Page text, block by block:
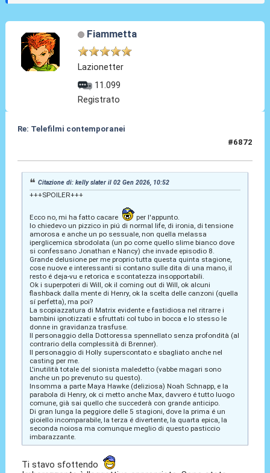
Fiammetta
Lazionetter
11.099
Registrato
Re: Telefilmi contemporanei
#6872
Citazione di: kelly slater il 02 Gen 2026, 10:52
+++SPOILER+++
Ecco no, mi ha fatto cacare
per l'appunto.
Io chiedevo un pizzico in piú di normal life, di ironia, di tensione
amorosa e anche un po sessuale, non quella melassa
iperglicemica sbrodolata (un po come quello slime bianco dove
si confessano Jonathan e Nancy) che invade episodio 8.
Grande delusione per me proprio tutta questa quinta stagione,
cose nuove e interessanti si contano sulle dita di una mano, il
resto é deja-vu e retorica e scontatezza insopportabili.
Ok i superpoteri di Will, ok il coming out di Will, ok alcuni
flashback dalla mente di Henry, ok la scelta delle canzoni (quella
sí perfetta), ma poi?
La scopiazzatura di Matrix evidente e fastidiosa nel ritrarre i
bambini ipnotizzati e sfruttati col tubo in bocca e lo stesso le
donne in gravidanza trasfuse.
Il personaggio della Dottoressa spennellato senza profondità (al
contrario della complessità di Brenner).
Il personaggio di Holly superscontato e sbagliato anche nel
casting per me.
L'inutilità totale del sionista maledetto (vabbe magari sono
anche un po prevenuto su questo).
Insomma a parte Maya Hawke (deliziosa) Noah Schnapp, e la
parabola di Henry, ok ci metto anche Max, davvero é tutto luogo
comune, già sai quello che succederà con grande anticipo.
Di gran lunga la peggiore delle 5 stagioni, dove la prima é un
gioiello incomparabile, la terza é divertente, la quarta epica, la
seconda noiosa ma comunque meglio di questo pasticcio
imbarazzante.
Ti stavo sfottendo